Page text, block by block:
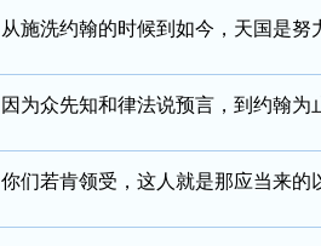
从施洗约翰的时候到如今，天国是
因为众先知和律法说预言，到约翰
你们若肯领受，这人就是那应当来